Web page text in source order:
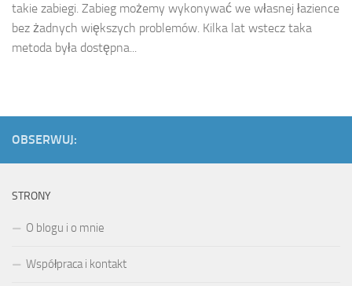
takie zabiegi. Zabieg możemy wykonywać we własnej łazience
bez żadnych większych problemów. Kilka lat wstecz taka
metoda była dostępna...
OBSERWUJ:
STRONY
O blogu i o mnie
Współpraca i kontakt